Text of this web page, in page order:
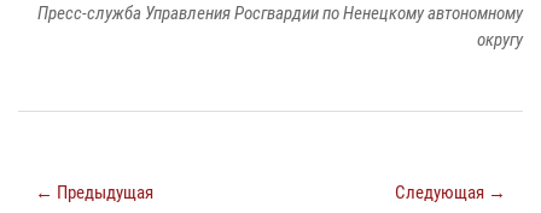
Пресс-служба Управления Росгвардии по Ненецкому автономному
округу
← Предыдущая Следующая →